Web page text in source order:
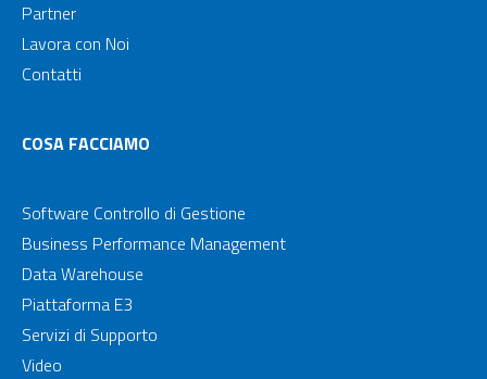
Partner
Lavora con Noi
Contatti
COSA FACCIAMO
Software Controllo di Gestione
Business Performance Management
Data Warehouse
Piattaforma E3
Servizi di Supporto
Video